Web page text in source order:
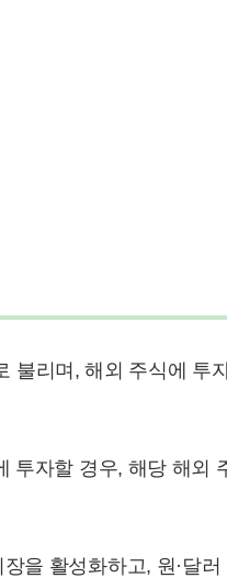
불리며, 해외 주식에 투
투자할 경우, 해당 해외
을 활성화하고, 원·달러